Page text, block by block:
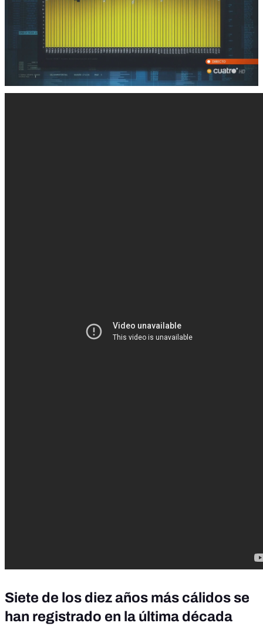
Siete de los diez años más cálidos se
han registrado en la última década